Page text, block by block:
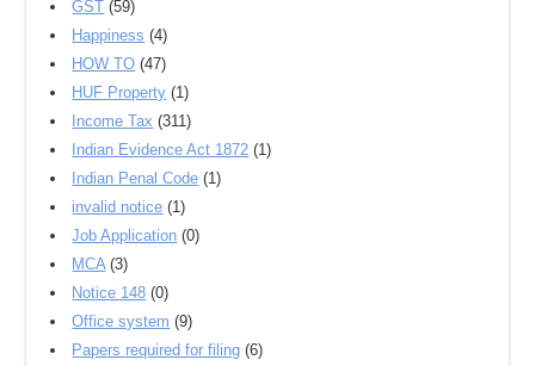
GST (59)
Happiness (4)
HOW TO (47)
HUF Property (1)
Income Tax (311)
Indian Evidence Act 1872 (1)
Indian Penal Code (1)
invalid notice (1)
Job Application (0)
MCA (3)
Notice 148 (0)
Office system (9)
Papers required for filing (6)